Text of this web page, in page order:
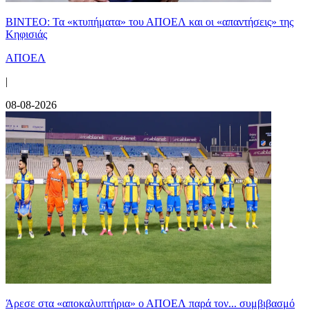
ΒΙΝΤΕΟ: Τα «κτυπήματα» του ΑΠΟΕΛ και οι «απαντήσεις» της
Κηφισιάς
ΑΠΟΕΛ
|
08-08-2026
Άρεσε στα «αποκαλυπτήρια» ο ΑΠΟΕΛ παρά τον... συμβιβασμό